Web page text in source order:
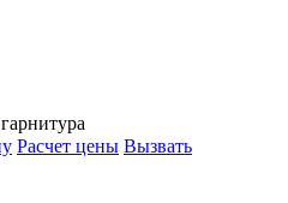
Расчет цены Вызвать